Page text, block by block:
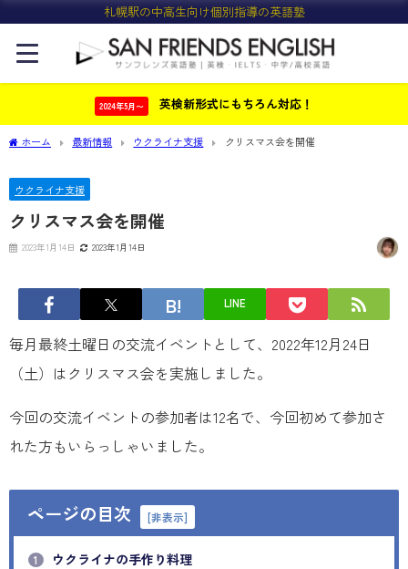
札幌駅の中高生向け個別指導の英語塾
2024年5月〜 英検新形式にもちろん対応！
ホーム 最新情報 ウクライナ支援 クリスマス会を開催
ウクライナ支援
クリスマス会を開催
2023年1月14日 2023年1月14日
LINE
毎月最終土曜日の交流イベントとして、2022年12月24日
（土）はクリスマス会を実施しました。
今回の交流イベントの参加者は12名で、今回初めて参加さ
れた方もいらっしゃいました。
ページの目次 [非表示]
1 ウクライナの手作り料理